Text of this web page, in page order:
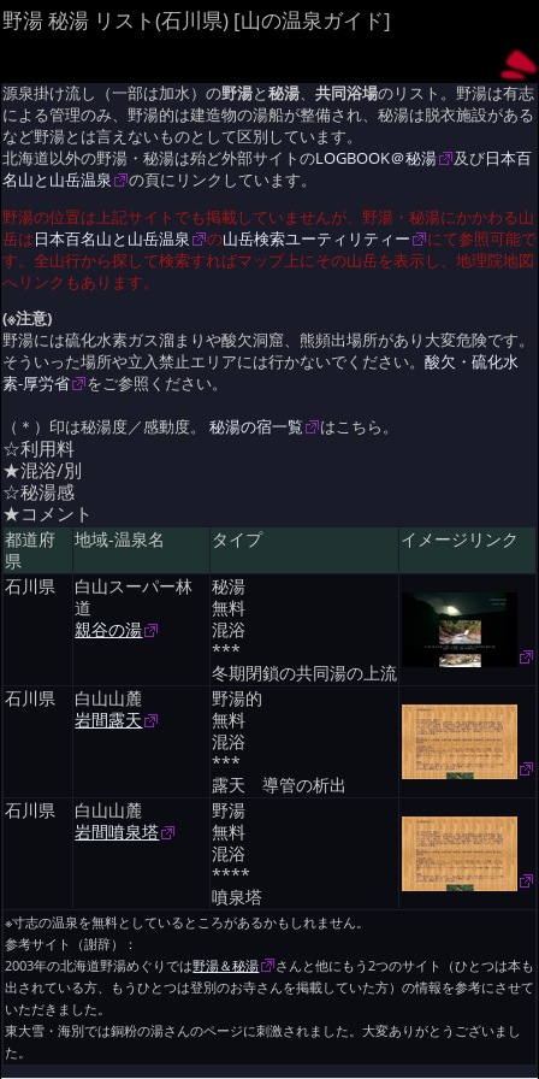
野湯 秘湯 リスト(石川県) [山の温泉ガイド]
源泉掛け流し（一部は加水）の野湯と秘湯、共同浴場のリスト。野湯は有志
による管理のみ、野湯的は建造物の湯船が整備され、秘湯は脱衣施設がある
など野湯とは言えないものとして区別しています。
北海道以外の野湯・秘湯は殆ど外部サイトのLOGBOOK＠秘湯 及び日本百
名山と山岳温泉
の頁にリンクしています。
野湯の位置は上記サイトでも掲載していませんが、野湯・秘湯にかかわる山
岳は日本百名山と山岳温泉 の山岳検索ユーティリティー
にて参照可能で
す。全山行から探して検索すればマップ上にその山岳を表示し、地理院地図
へリンクもあります。
(※注意)
野湯には硫化水素ガス溜まりや酸欠洞窟、熊頻出場所があり大変危険です。
そういった場所や立入禁止エリアには行かないでください。酸欠・硫化水
素-厚労省
をご参照ください。
（＊）印は秘湯度／感動度。秘湯の宿一覧 はこちら。
☆利用料
★混浴/別
☆秘湯感
★コメント
都道府
県
地域-温泉名 タイプ イメージリンク
石川県
白山スーパー林
道
親谷の湯
秘湯
無料
混浴
***
冬期閉鎖の共同湯の上流
石川県
白山山麓
岩間露天
野湯的
無料
混浴
***
露天 導管の析出
石川県
白山山麓
岩間噴泉塔
野湯
無料
混浴
****
噴泉塔
※寸志の温泉を無料としているところがあるかもしれません。
参考サイト（謝辞）：
2003年の北海道野湯めぐりでは野湯＆秘湯
さんと他にもう2つのサイト（ひとつは本も
出されている方、もうひとつは登別のお寺さんを掲載していた方）の情報を参考にさせて
いただきました。
東大雪・海別では銅粉の湯さんのページに刺激されました。大変ありがとうございまし
た。